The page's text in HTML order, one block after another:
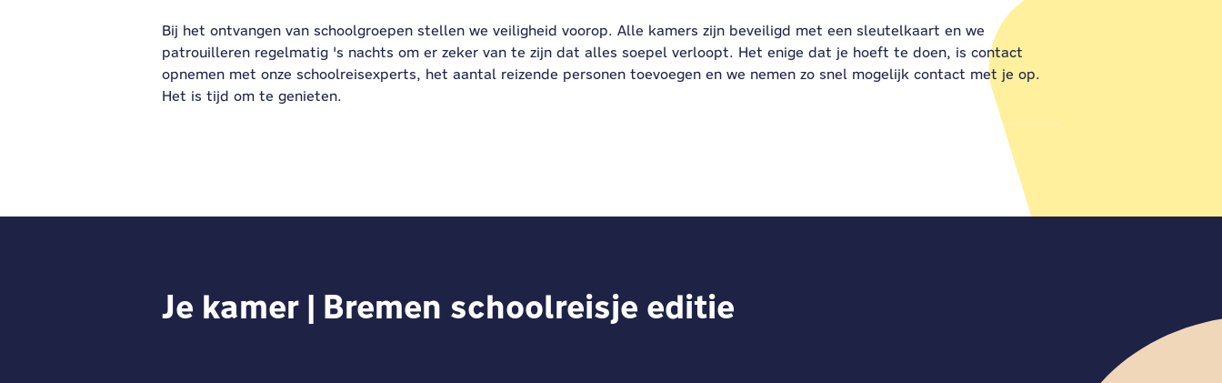
Bij het ontvangen van schoolgroepen stellen we veiligheid voorop. Alle kamers zijn beveiligd met een sleutelkaart en we
patrouilleren regelmatig 's nachts om er zeker van te zijn dat alles soepel verloopt. Het enige dat je hoeft te doen, is contact
opnemen met onze schoolreisexperts, het aantal reizende personen toevoegen en we nemen zo snel mogelijk contact met je op.
Het is tijd om te genieten.
Je kamer | Bremen schoolreisje editie